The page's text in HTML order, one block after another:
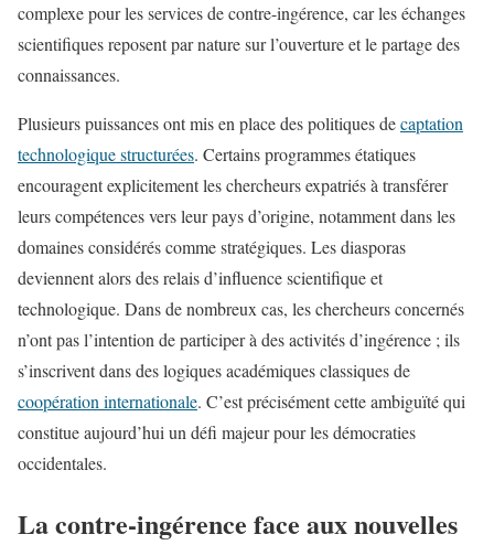
complexe pour les services de contre-ingérence, car les échanges
scientifiques reposent par nature sur l’ouverture et le partage des
connaissances.
Plusieurs puissances ont mis en place des politiques decaptation
technologique structurées. Certains programmes étatiques
encouragent explicitement les chercheurs expatriés à transférer
leurs compétences vers leur pays d’origine, notamment dans les
domaines considérés comme stratégiques. Les diasporas
deviennent alors des relais d’influence scientifique et
technologique. Dans de nombreux cas, les chercheurs concernés
n’ont pas l’intention de participer à des activités d’ingérence ; ils
s’inscrivent dans des logiques académiques classiques de
coopération internationale. C’est précisément cette ambiguïté qui
constitue aujourd’hui un défi majeur pour les démocraties
occidentales.
La contre-ingérence face aux nouvelles